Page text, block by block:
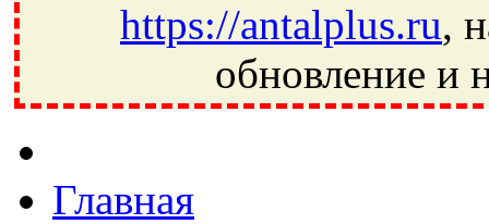
https://antalplus.ru,
обновление и
Ивантеевка, подшипники, пневматика, метизы, техника,
Главная